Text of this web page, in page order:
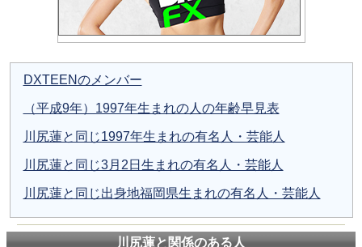
DXTEENのメンバー
（平成9年）1997年生まれの人の年齢早見表
川尻蓮と同じ1997年生まれの有名人・芸能人
川尻蓮と同じ3月2日生まれの有名人・芸能人
川尻蓮と同じ出身地福岡県生まれの有名人・芸能人
川尻蓮と関係のある人